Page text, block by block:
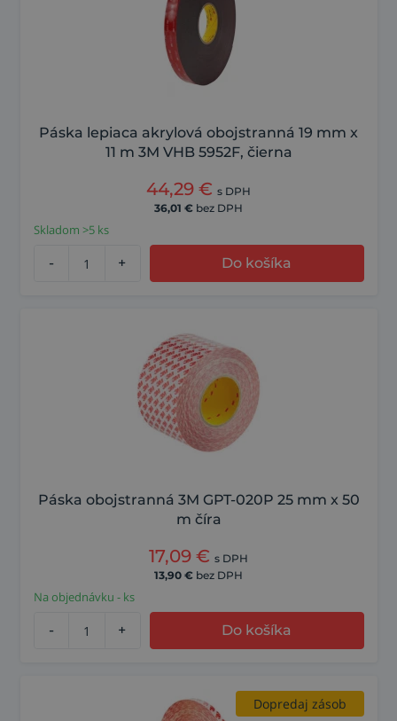
Páska lepiaca akrylová obojstranná 19 mm x
11 m 3M VHB 5952F, čierna
44,29 € s DPH
36,01 € bez DPH
Skladom >5 ks
- + Do košíka
Páska obojstranná 3M GPT-020P 25 mm x 50
m číra
17,09 € s DPH
13,90 € bez DPH
Na objednávku - ks
- + Do košíka
Dopredaj zásob